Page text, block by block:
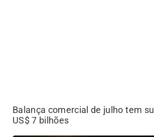
Balança comercial de julho tem
US$ 7 bilhões